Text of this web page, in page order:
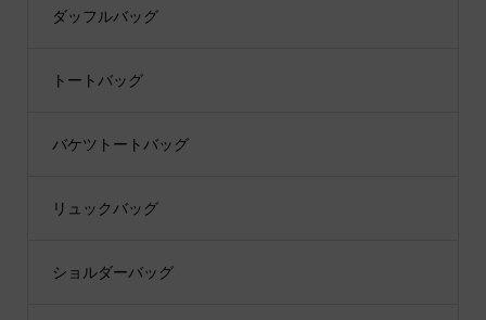
ダッフルバッグ
トートバッグ
バケツトートバッグ
リュックバッグ
ショルダーバッグ